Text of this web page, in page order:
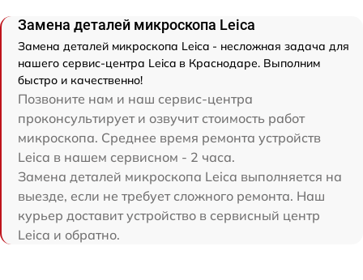
Замена деталей микроскопа Leica
Замена деталей микроскопа Leica - несложная задача для
нашего сервис-центра Leica в Краснодаре. Выполним
быстро и качественно!
Позвоните нам и наш сервис-центра
проконсультирует и озвучит стоимость работ
микроскопа. Среднее время ремонта устройств
Leica в нашем сервисном - 2 часа.
Замена деталей микроскопа Leica выполняется на
выезде, если не требует сложного ремонта. Наш
курьер доставит устройство в сервисный центр
Leica и обратно.